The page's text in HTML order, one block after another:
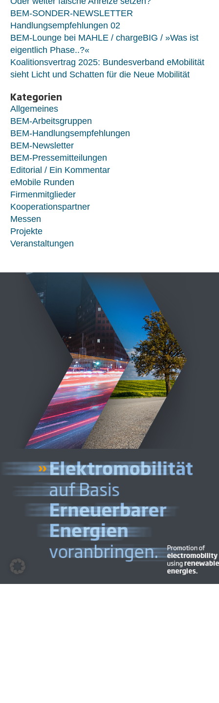
BEM-SONDER-NEWSLETTER
Handlungsempfehlungen 02
BEM-Lounge bei MAHLE / chargeBIG / »Was ist
eigentlich Phase..?«
Koalitionsvertrag 2025: Bundesverband eMobilität
sieht Licht und Schatten für die Neue Mobilität
Kategorien
Allgemeines
BEM-Arbeitsgruppen
BEM-Handlungsempfehlungen
BEM-Newsletter
BEM-Pressemitteilungen
Editorial / Ein Kommentar
eMobile Runden
Firmenmitglieder
Kooperationspartner
Messen
Projekte
Veranstaltungen